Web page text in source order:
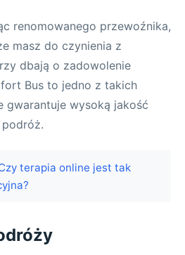
renomowanego przewoźnika,
masz do czynienia z
dbają o zadowolenie
Bus to jedno z takich
gwarantuje wysoką jakość
terapia online jest tak